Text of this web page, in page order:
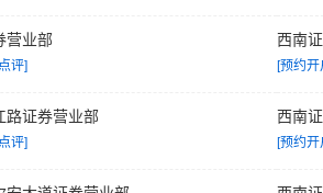
营业部
评]
西南
[预约开
路证券营业部
评]
西南
[预约开